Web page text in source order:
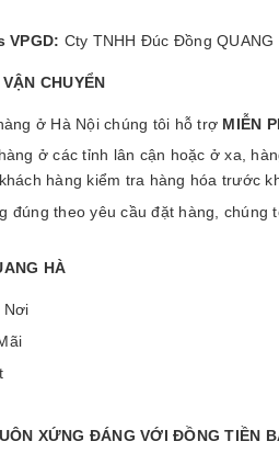
VPGD: Cty TNHH Đúc Đồng
CHUYỂN
ở Hà Nội chúng tôi hỗ trợ MIỄN
ở các tỉnh lân cận hoặc ở xa,
hàng kiểm tra hàng hóa trước
đúng theo yêu cầu đặt hàng,
HÀ
Nơi
XỨNG ĐÁNG VỚI ĐỒNG TIỀN